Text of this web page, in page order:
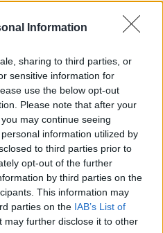
Information
sharing to third parties, or
sensitive information for
use the below opt-out
Please note that after your
may continue seeing
information utilized by
to third parties prior to
opt-out of the further
by third parties on the
This information may
parties on the IAB’s List of
may further disclose it to other
Το
η ζωή με δανεικά
βρέθηκε για
Αθηνών